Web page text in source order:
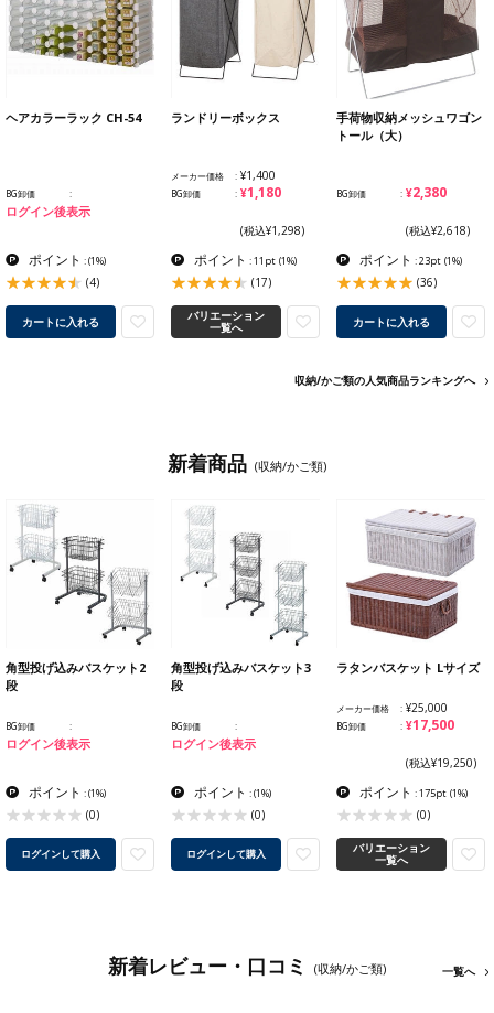
ヘアカラーラック CH-54
BG卸価
ログイン後表示
ポイント :(1%)
(4)
カートに入れる
ランドリーボックス
メーカー価格 ¥1,400
BG卸価 ¥1,180
(税込¥1,298)
ポイント : 11pt (1%)
(17)
バリエーション
一覧へ
手荷物収納メッシュワゴン
トール（大）
BG卸価 ¥2,380
(税込¥2,618)
ポイント : 23pt (1%)
(36)
カートに入れる
収納/かご類の人気商品ランキングへ
新着商品 (収納/かご類)
角型投げ込みバスケット2
段
BG卸価
ログイン後表示
ポイント :(1%)
(0)
ログインして購入
角型投げ込みバスケット3
段
BG卸価
ログイン後表示
ポイント :(1%)
(0)
ログインして購入
ラタンバスケット Lサイズ
メーカー価格 ¥25,000
BG卸価 ¥17,500
(税込¥19,250)
ポイント : 175pt (1%)
(0)
バリエーション
一覧へ
新着レビュー・口コミ (収納/かご類) 一覧へ